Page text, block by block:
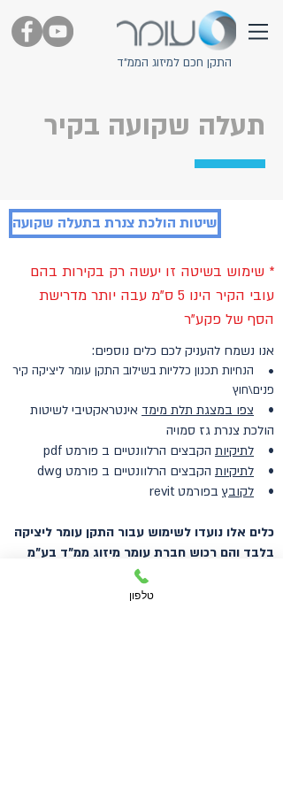
התקן חכם למיזוג הממ"ד
תעלה שקועה בקיר
שיטות הולכת צנרת בתעלה שקועה
* שימוש בשיטה זו יעשה רק בקירות בהם
עובי הקיר הינו 5 ס"מ עבה יותר מדרישת
הסף של פקע"ר
אנו נשמח להעניק לכם כלים נוספים:
• הנחיות תכנון כלליות בשילוב התקן עומר ליציקה קיר
פנים\חוץ
• צפו במצגת תלת מימד אינטראקטיבי לשיטות
הולכת צנרת גז סמויה
• לתיקיות הקבצים הרלוונטיים ב פורמט pdf
• לתיקיות הקבצים הרלוונטיים ב פורמט dwg
• לקובץ בפורמט revit
כלים אלו נועדו לשימוש עבור התקן עומר ליציקה
בלבד והם רכוש חברת עומר מיזוג ממ"ד בע"מ
ותחת סימן רשום וזכויות יוצרים. הכלים מותאמים
למאפייני המוצר עומר ליציקה בלבד ואינם
טלפון